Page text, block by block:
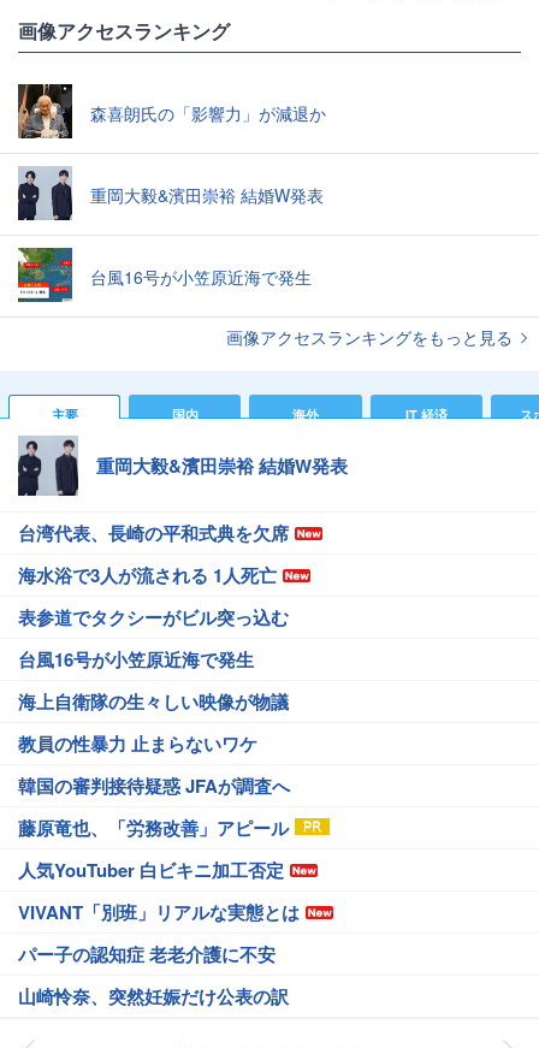
画像アクセスランキング
森喜朗氏の「影響力」が減退か
重岡大毅&濱田崇裕 結婚W発表
台風16号が小笠原近海で発生
画像アクセスランキングをもっと見る
主要 国内 海外 IT 経済 ス
重岡大毅&濱田崇裕 結婚W発表
台湾代表、長崎の平和式典を欠席
海水浴で3人が流される 1人死亡
表参道でタクシーがビル突っ込む
台風16号が小笠原近海で発生
海上自衛隊の生々しい映像が物議
教員の性暴力 止まらないワケ
韓国の審判接待疑惑 JFAが調査へ
藤原竜也、「労務改善」アピール
人気YouTuber 白ビキニ加工否定
VIVANT「別班」リアルな実態とは
パー子の認知症 老老介護に不安
山崎怜奈、突然妊娠だけ公表の訳